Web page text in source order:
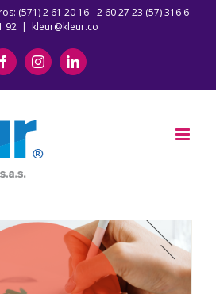
(571) 2 61 20 16 - 2 60 27 23 (57) 316 6
92 | kleur@kleur.co
FacebookInstagramLinkedIn